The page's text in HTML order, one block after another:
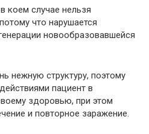
коем случае нельзя
что нарушается
новообразовавшейся
нежную структуру, поэтому
пациент в
здоровью, при этом
и повторное заражение.